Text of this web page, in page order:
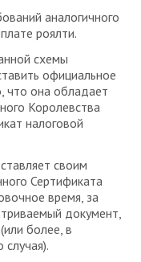
аналогичного
роялти.
схемы
официальное
что она обладает
Королевства
налоговой
своим
Сертификата
время, за
документ,
более, в